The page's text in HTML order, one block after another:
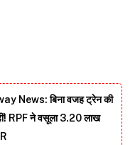
News: बिना वजह ट्रेन की
RPF ने वसूला 3.20 लाख